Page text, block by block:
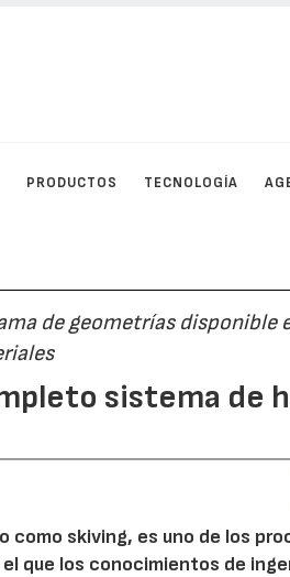
PRODUCTOS TECNOLOGÍA
de geometrías disponible
sistema de
como skiving, es uno de los
que los conocimientos de